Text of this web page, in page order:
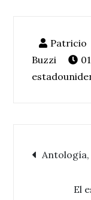
Antología,
El